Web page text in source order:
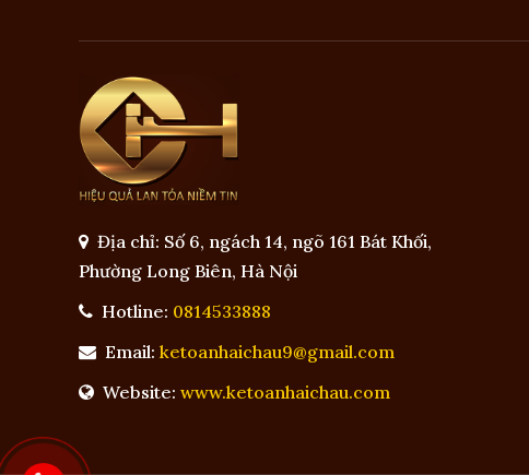
Địa chỉ: Số 6, ngách 14, ngõ 161 Bát Khối,
Phường Long Biên, Hà Nội
Hotline: 0814533888
Email: ketoanhaichau9@gmail.com
Website: www.ketoanhaichau.com